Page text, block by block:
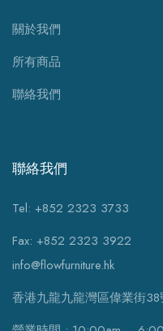
關於我們
所有商品
聯絡我們
聯絡我們
Tel: +852 2323 3733
Fax: +852 2323 3922
info@flowfurniture.hk
香港九龍九龍灣區偉業街